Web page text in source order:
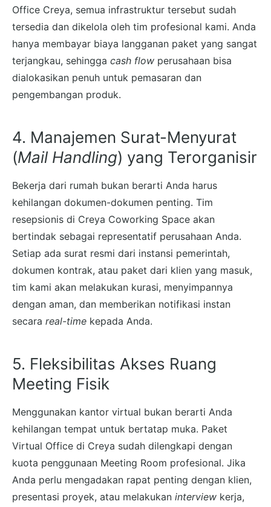
Office Creya, semua infrastruktur tersebut sudah
tersedia dan dikelola oleh tim profesional kami. Anda
hanya membayar biaya langganan paket yang sangat
terjangkau, sehingga cash flow perusahaan bisa
dialokasikan penuh untuk pemasaran dan
pengembangan produk.
4. Manajemen Surat-Menyurat
(Mail Handling) yang Terorganisir
Bekerja dari rumah bukan berarti Anda harus
kehilangan dokumen-dokumen penting. Tim
resepsionis di Creya Coworking Space akan
bertindak sebagai representatif perusahaan Anda.
Setiap ada surat resmi dari instansi pemerintah,
dokumen kontrak, atau paket dari klien yang masuk,
tim kami akan melakukan kurasi, menyimpannya
dengan aman, dan memberikan notifikasi instan
secara real-time kepada Anda.
5. Fleksibilitas Akses Ruang
Meeting Fisik
Menggunakan kantor virtual bukan berarti Anda
kehilangan tempat untuk bertatap muka. Paket
Virtual Office di Creya sudah dilengkapi dengan
kuota penggunaan Meeting Room profesional. Jika
Anda perlu mengadakan rapat penting dengan klien,
presentasi proyek, atau melakukan interview kerja,